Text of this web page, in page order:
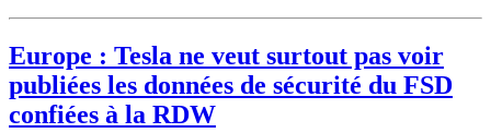
Europe : Tesla ne veut surtout pas voir
publiées les données de sécurité du FSD
confiées à la RDW